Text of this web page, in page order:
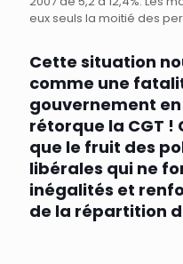
eux seuls la moitié des
Cette situation
comme une
gouvernement
rétorque la CGT !
que le fruit des
libérales qui ne
inégalités et
de la répartition